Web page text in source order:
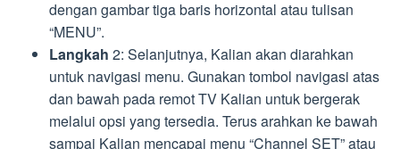
dengan gambar tiga baris horizontal atau tulisan
“MENU”.
Langkah 2: Selanjutnya, Kalian akan diarahkan
untuk navigasi menu. Gunakan tombol navigasi atas
dan bawah pada remot TV Kalian untuk bergerak
melalui opsi yang tersedia. Terus arahkan ke bawah
sampai Kalian mencapai menu “Channel SET” atau